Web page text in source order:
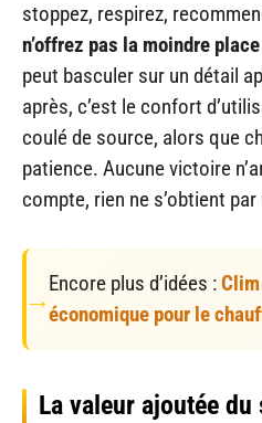
stoppez, respirez,
n’offrez pas la moindre
peut basculer sur un détail
après, c’est le confort
coulé de source, alors que
patience. Aucune victoire
compte, rien ne s’obtient par
Encore plus d’idées :
économique pour le
La valeur ajoutée